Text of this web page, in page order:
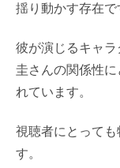
揺り動かす存在で
彼が演じるキャ
圭さんの関係性
れています。
視聴者にとって
す。